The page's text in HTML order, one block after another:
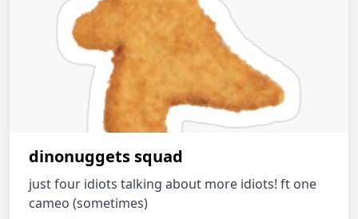
dinonuggets squad
just four idiots talking about more idiots! ft one
cameo (sometimes)